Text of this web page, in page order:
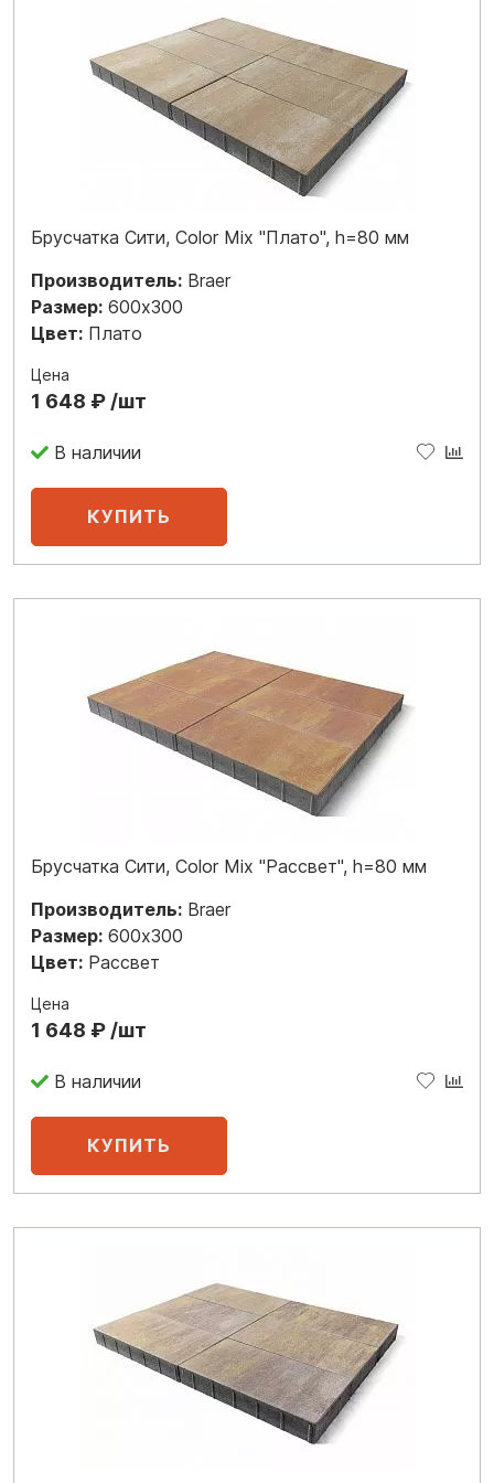
Брусчатка Сити, Color Mix "Плато", h=80 мм
Производитель: Braer
Размер: 600x300
Цвет: Плато
Цена
1 648 ₽ /шт
В наличии
Брусчатка Сити, Color Mix "Рассвет", h=80 мм
Производитель: Braer
Размер: 600x300
Цвет: Рассвет
Цена
1 648 ₽ /шт
В наличии